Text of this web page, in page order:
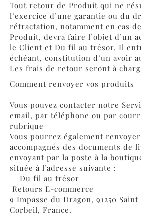
Tout retour de Produit qui ne
l’exercice d’une garantie ou du
rétractation, notamment en cas
Produit, devra faire l’objet d’un
le Client et Du fil au trésor. Il
échéant, constitution d’un avoir
Les frais de retour seront à
Comment renvoyer vos produits
Vous pouvez contacter notre
email, par téléphone ou par
rubrique
Vous pourrez également
accompagnés des documents de
envoyant par la poste à la
située à l’adresse suivante :
Du fil au trésor
Retours E-commerce
9 Impasse du Dragon, 91250
Corbeil, France.